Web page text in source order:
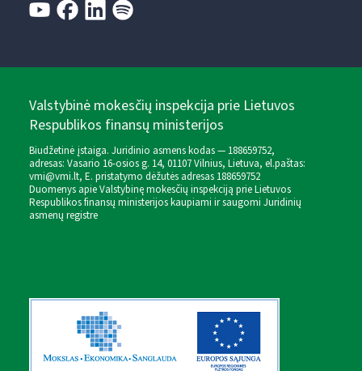
Valstybinė mokesčių inspekcija prie Lietuvos
Respublikos finansų ministerijos
Biudžetinė įstaiga. Juridinio asmens kodas — 188659752,
adresas: Vasario 16-osios g. 14, 01107 Vilnius, Lietuva, el.paštas:
vmi@vmi.lt, E. pristatymo dėžutės adresas 188659752
Duomenys apie Valstybinę mokesčių inspekciją prie Lietuvos
Respublikos finansų ministerijos kaupiami ir saugomi Juridinių
asmenų registre